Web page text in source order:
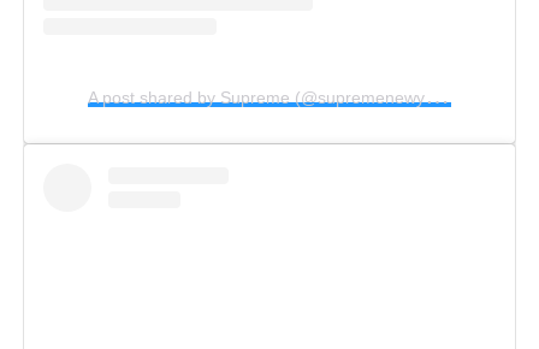
A
post shared by Supreme (@supremenewyork)